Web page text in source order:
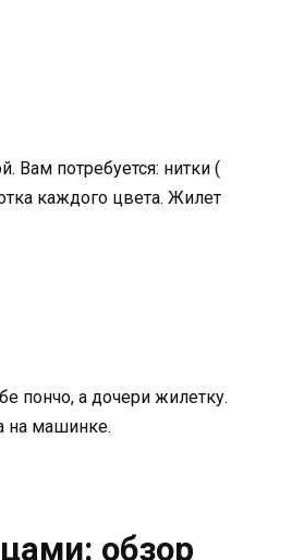
Вам потребуется: нитки (
каждого цвета. Жилет
пончо, а дочери жилетку.
на машинке.
обзор